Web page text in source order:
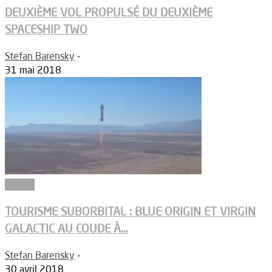
DEUXIÈME VOL PROPULSÉ DU DEUXIÈME
SPACESHIP TWO
Stefan Barensky -
31 mai 2018
TOURISME SUBORBITAL : BLUE ORIGIN ET VIRGIN
GALACTIC AU COUDE À...
Stefan Barensky -
30 avril 2018